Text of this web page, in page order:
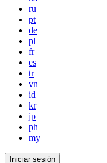
ru
pt
de
pl
fr
es
tr
vn
id
kr
jp
ph
my
Iniciar sesión